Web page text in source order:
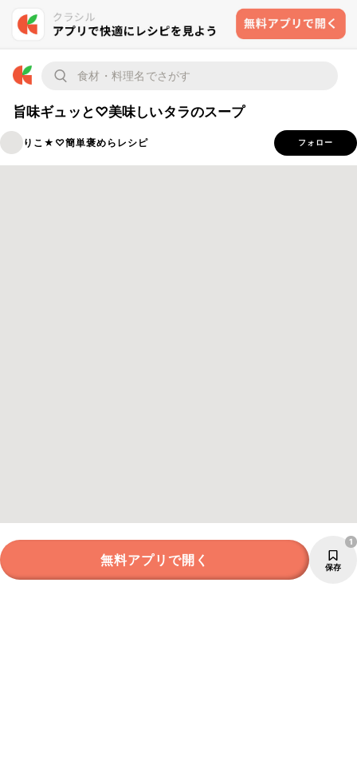
旨味ギュッと♡美味しいタラのスープ
りこ★♡簡単褒めらレシピ フォロー
無料アプリで開く 保存
1